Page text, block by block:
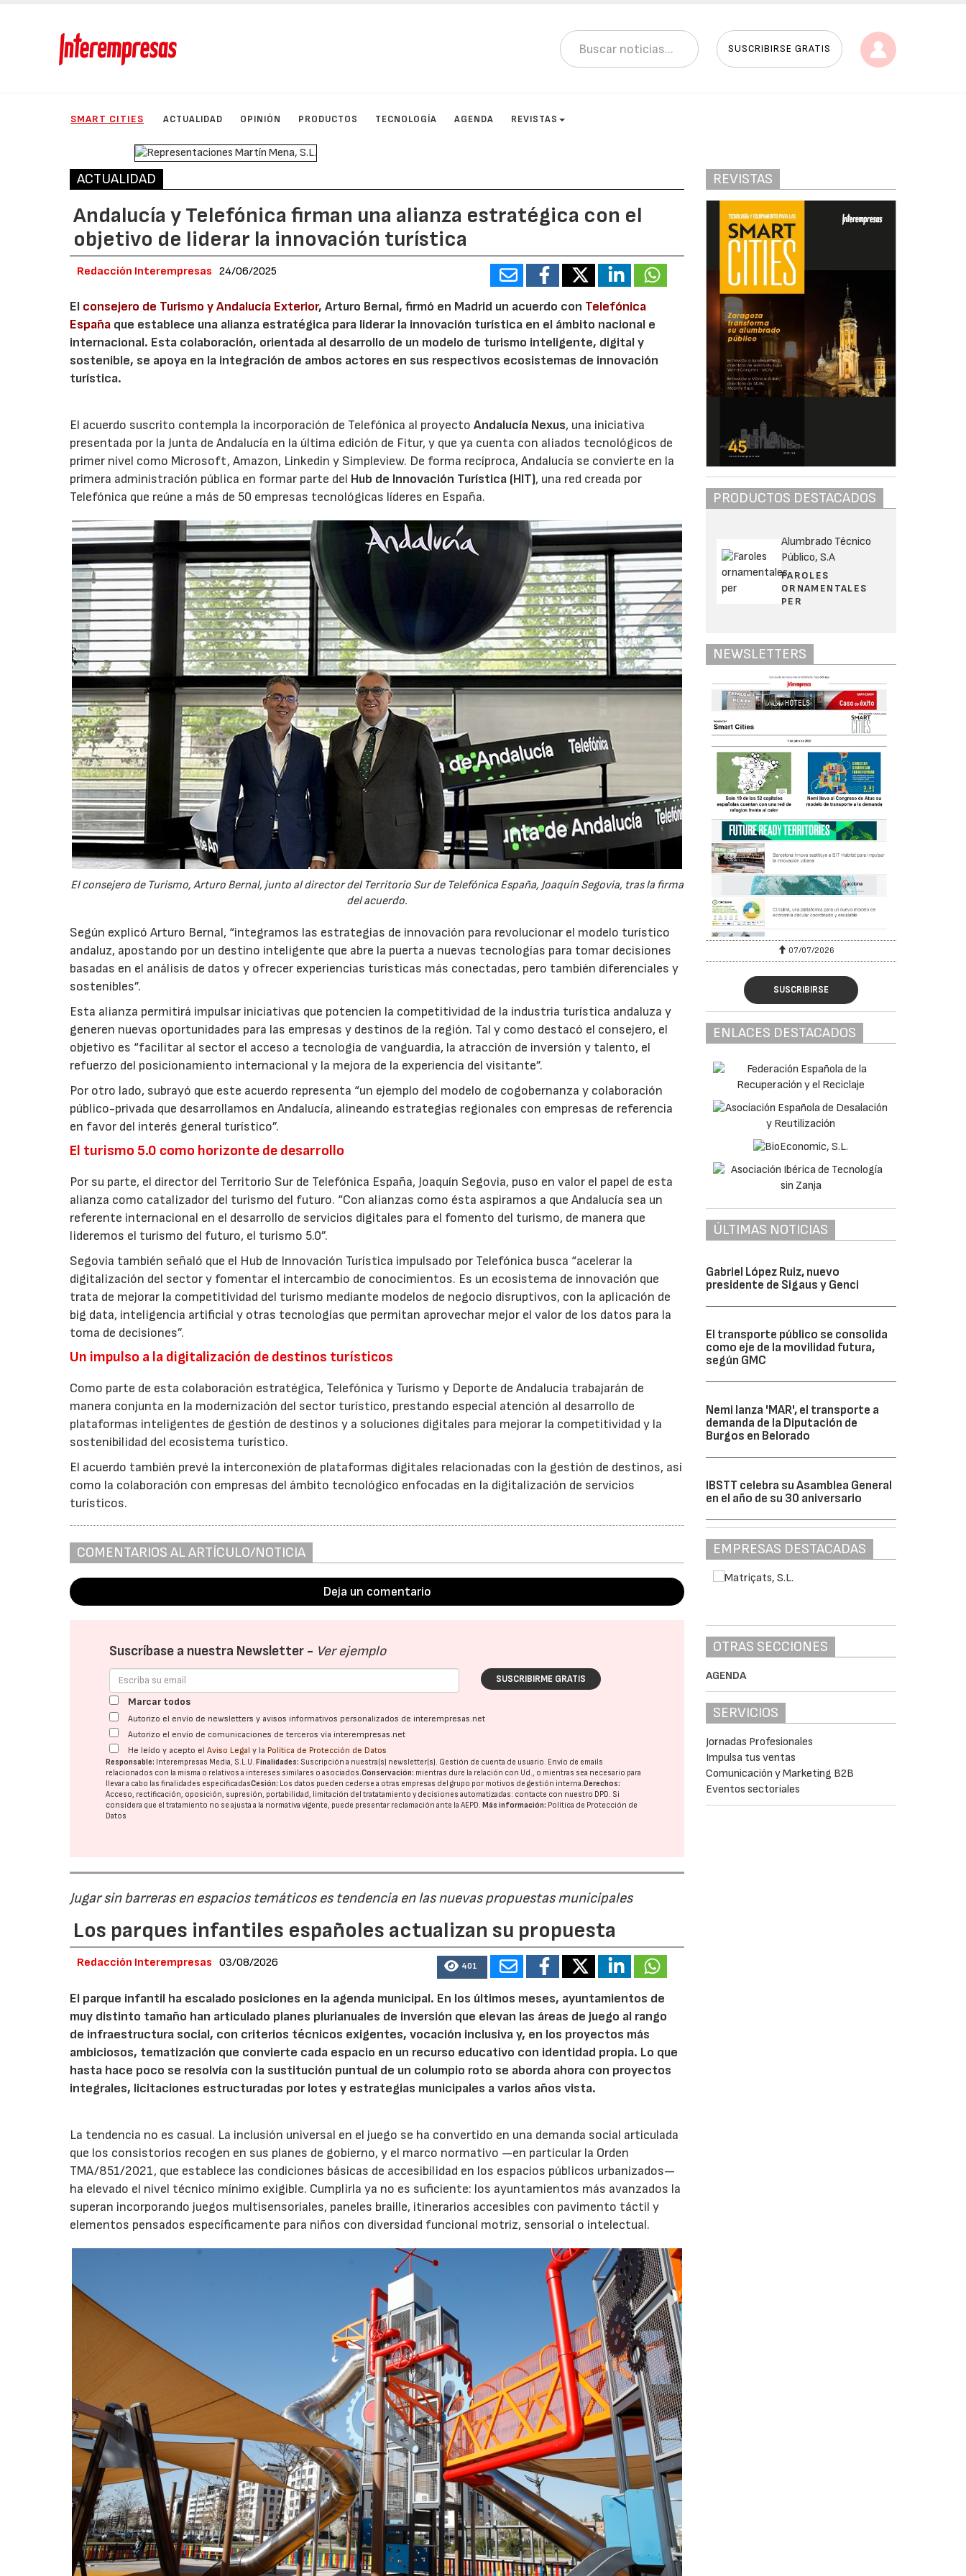
SUSCRIBIRSE GRATIS
SMART CITIES ACTUALIDAD OPINIÓN PRODUCTOS TECNOLOGÍA AGENDA REVISTAS
ACTUALIDAD
Andalucía y Telefónica firman una alianza estratégica con el
objetivo de liderar la innovación turística
Redacción Interempresas 24/06/2025
El consejero de Turismo y Andalucía Exterior, Arturo Bernal, firmó en Madrid un acuerdo con Telefónica
España que establece una alianza estratégica para liderar la innovación turística en el ámbito nacional e
internacional. Esta colaboración, orientada al desarrollo de un modelo de turismo inteligente, digital y
sostenible, se apoya en la integración de ambos actores en sus respectivos ecosistemas de innovación
turística.
El acuerdo suscrito contempla la incorporación de Telefónica al proyectoAndalucía Nexus, una iniciativa
presentada por la Junta de Andalucía en la última edición de Fitur, y que ya cuenta con aliados tecnológicos de
primer nivel como Microsoft, Amazon, Linkedin y Simpleview. De forma recíproca, Andalucía se convierte en la
primera administración pública en formar parte del Hub de Innovación Turística (HIT), una red creada por
Telefónica que reúne a más de 50 empresas tecnológicas líderes en España.
El consejero de Turismo, Arturo Bernal, junto al director del Territorio Sur de Telefónica España, Joaquín Segovia, tras la firma
del acuerdo.
Según explicó Arturo Bernal, “integramos las estrategias de innovación para revolucionar el modelo turístico
andaluz, apostando por un destino inteligente que abre la puerta a nuevas tecnologías para tomar decisiones
basadas en el análisis de datos y ofrecer experiencias turísticas más conectadas, pero también diferenciales y
sostenibles”.
Esta alianza permitirá impulsar iniciativas que potencien la competitividad de la industria turística andaluza y
generen nuevas oportunidades para las empresas y destinos de la región. Tal y como destacó el consejero, el
objetivo es “facilitar al sector el acceso a tecnología de vanguardia, la atracción de inversión y talento, el
refuerzo del posicionamiento internacional y la mejora de la experiencia del visitante”.
Por otro lado, subrayó que este acuerdo representa “un ejemplo del modelo de cogobernanza y colaboración
público-privada que desarrollamos en Andalucía, alineando estrategias regionales con empresas de referencia
en favor del interés general turístico”.
El turismo 5.0 como horizonte de desarrollo
Por su parte, el director del Territorio Sur de Telefónica España, Joaquín Segovia, puso en valor el papel de esta
alianza como catalizador del turismo del futuro. “Con alianzas como ésta aspiramos a que Andalucía sea un
referente internacional en el desarrollo de servicios digitales para el fomento del turismo, de manera que
lideremos el turismo del futuro, el turismo 5.0”.
Segovia también señaló que el Hub de Innovación Turística impulsado por Telefónica busca “acelerar la
digitalización del sector y fomentar el intercambio de conocimientos. Es un ecosistema de innovación que
trata de mejorar la competitividad del turismo mediante modelos de negocio disruptivos, con la aplicación de
big data, inteligencia artificial y otras tecnologías que permitan aprovechar mejor el valor de los datos para la
toma de decisiones”.
Un impulso a la digitalización de destinos turísticos
Como parte de esta colaboración estratégica, Telefónica y Turismo y Deporte de Andalucía trabajarán de
manera conjunta en la modernización del sector turístico, prestando especial atención al desarrollo de
plataformas inteligentes de gestión de destinos y a soluciones digitales para mejorar la competitividad y la
sostenibilidad del ecosistema turístico.
El acuerdo también prevé la interconexión de plataformas digitales relacionadas con la gestión de destinos, así
como la colaboración con empresas del ámbito tecnológico enfocadas en la digitalización de servicios
turísticos.
COMENTARIOS AL ARTÍCULO/NOTICIA
Deja un comentario
Suscríbase a nuestra Newsletter - Ver ejemplo
SUSCRIBIRME GRATIS
Marcar todos
Autorizo el envío de newsletters y avisos informativos personalizados de interempresas.net
Autorizo el envío de comunicaciones de terceros vía interempresas.net
He leído y acepto elAviso Legal y la Política de Protección de Datos
Responsable: Interempresas Media, S.L.U.Finalidades: Suscripción a nuestra(s) newsletter(s). Gestión de cuenta de usuario. Envío de emails
relacionados con la misma o relativos a intereses similares o asociados.Conservación: mientras dure la relación con Ud., o mientras sea necesario para
llevar a cabo las finalidades especificadasCesión: Los datos pueden cederse a otras empresas del grupo por motivos de gestión interna.Derechos:
Acceso, rectificación, oposición, supresión, portabilidad, limitación del tratatamiento y decisiones automatizadas: contacte con nuestro DPD. Si
considera que el tratamiento no se ajusta a la normativa vigente, puede presentar reclamación ante laAEPD.Más información: Política de Protección de
Datos
Jugar sin barreras en espacios temáticos es tendencia en las nuevas propuestas municipales
Los parques infantiles españoles actualizan su propuesta
Redacción Interempresas 03/08/2026 401
El parque infantil ha escalado posiciones en la agenda municipal. En los últimos meses, ayuntamientos de
muy distinto tamaño han articulado planes plurianuales de inversión que elevan las áreas de juego al rango
de infraestructura social, con criterios técnicos exigentes, vocación inclusiva y, en los proyectos más
ambiciosos, tematización que convierte cada espacio en un recurso educativo con identidad propia. Lo que
hasta hace poco se resolvía con la sustitución puntual de un columpio roto se aborda ahora con proyectos
integrales, licitaciones estructuradas por lotes y estrategias municipales a varios años vista.
La tendencia no es casual. La inclusión universal en el juego se ha convertido en una demanda social articulada
que los consistorios recogen en sus planes de gobierno, y el marco normativo —en particular la Orden
TMA/851/2021, que establece las condiciones básicas de accesibilidad en los espacios públicos urbanizados—
ha elevado el nivel técnico mínimo exigible. Cumplirla ya no es suficiente: los ayuntamientos más avanzados la
superan incorporando juegos multisensoriales, paneles braille, itinerarios accesibles con pavimento táctil y
elementos pensados específicamente para niños con diversidad funcional motriz, sensorial o intelectual.
REVISTAS
PRODUCTOS DESTACADOS
Alumbrado Técnico
Público, S.A
FAROLES
ORNAMENTALES
PER
NEWSLETTERS
07/07/2026 21/07/2026 07/07/2026
SUSCRIBIRSE
ENLACES DESTACADOS
ÚLTIMAS NOTICIAS
Gabriel López Ruiz, nuevo
presidente de Sigaus y Genci
El transporte público se consolida
como eje de la movilidad futura,
según GMC
Nemi lanza 'MAR', el transporte a
demanda de la Diputación de
Burgos en Belorado
IBSTT celebra su Asamblea General
en el año de su 30 aniversario
EMPRESAS DESTACADAS
OTRAS SECCIONES
AGENDA
SERVICIOS
Jornadas Profesionales
Impulsa tus ventas
Comunicación y Marketing B2B
Eventos sectoriales